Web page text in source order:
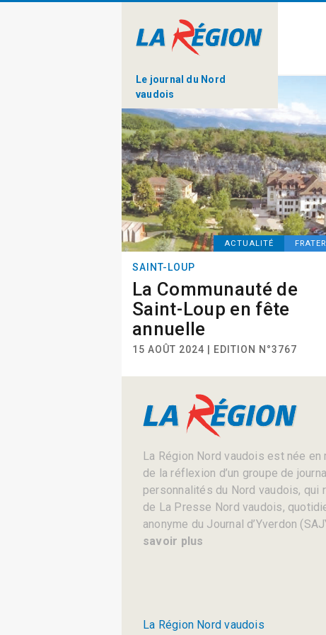
Le journal du Nord
vaudois
ACTUALITÉ
SAINT-LOUP
La Communauté de
Saint-Loup en fête
annuelle
15 AOÛT 2024 | EDITION N°3767
La Région Nord vaudois est née
de la réflexion d’un groupe de
personnalités du Nord vaudois, qui
de La Presse Nord vaudois,
anonyme du Journal d’Yverdon
savoir plus
La Région Nord vaudois